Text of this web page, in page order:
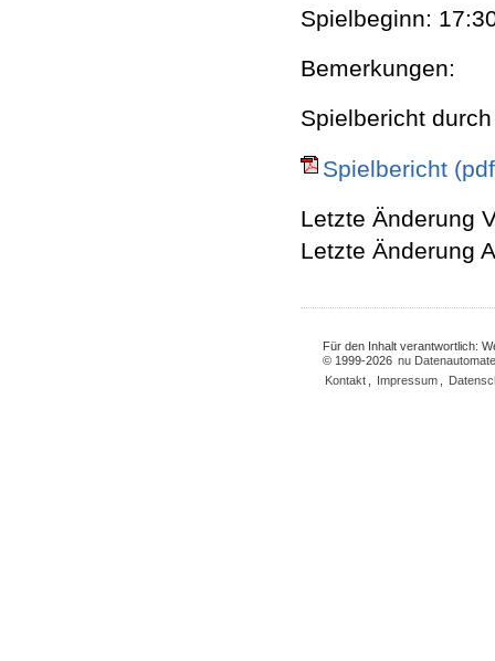
Spielbeginn:
Bemerkungen:
Spielbericht
Spielbericht
Letzte Änderung
Letzte Änderung
Für den Inhalt verantwortlich:
© 1999-2026 nu
Kontakt
Impressum